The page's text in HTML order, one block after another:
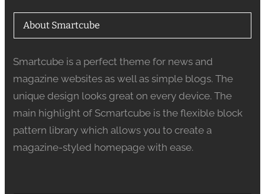
About Smartcube
Smartcube is a perfect theme for news and
magazine websites as well as simple blogs. The
unique design looks great on every device. The
main highlight of Scmartcube is the flexible block
pattern library which allows you to create a
magazine-styled homepage with ease.